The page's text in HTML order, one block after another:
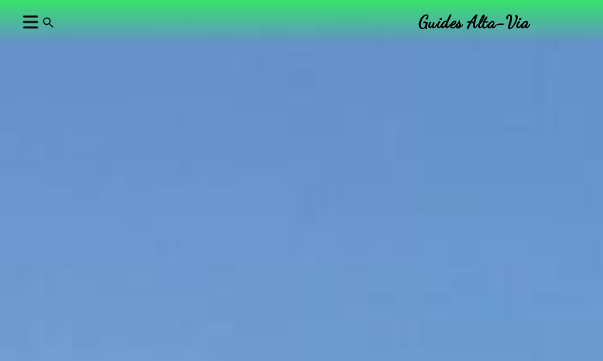
Guides Alta-Via